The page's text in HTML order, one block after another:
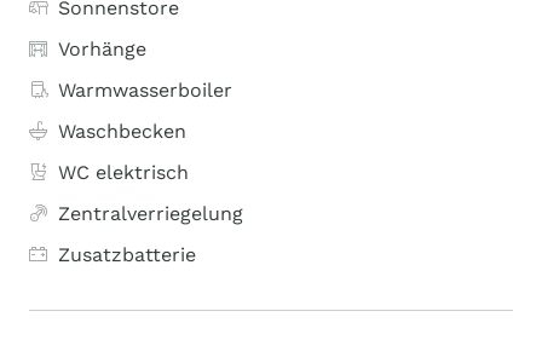
Sonnenstore
Vorhänge
Warmwasserboiler
Waschbecken
WC elektrisch
Zentralverriegelung
Zusatzbatterie